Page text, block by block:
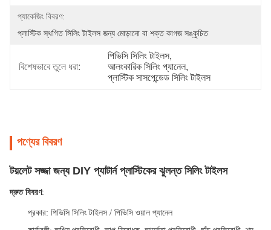
প্যাকেজিং বিবরণ:
প্লাস্টিক স্থগিত সিলিং টাইলস জন্য মোড়ানো বা শক্ত কাগজ সঙ্কুচিত
বিশেষভাবে তুলে ধরা:
পিভিসি সিলিং টাইলস,
আলংকারিক সিলিং প্যানেল,
প্লাস্টিক সাসপেন্ডেড সিলিং টাইলস
পণ্যের বিবরণ
টয়লেট সজ্জা জন্য DIY প্যাটার্ন প্লাস্টিকের ঝুলন্ত সিলিং টাইলস
দ্রুত বিবরণ:
প্রকার: পিভিসি সিলিং টাইলস / পিভিসি ওয়াল প্যানেল